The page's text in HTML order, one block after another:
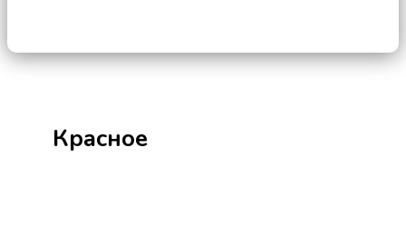
Красное